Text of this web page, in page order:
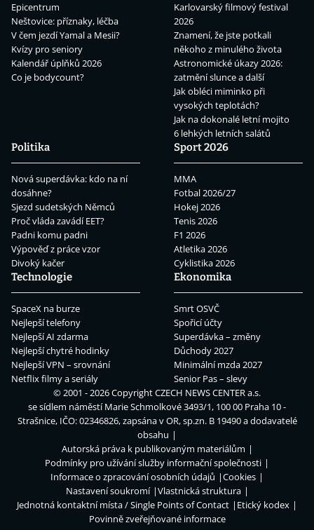
Epicentrum
Neštovice: příznaky, léčba
V čem jezdí Yamal a Mesii?
Kvízy pro seniory
Kalendář úplňků 2026
Co je bodycount?
Karlovarský filmový festival
2026
Znamení, že jste potkali
někoho z minulého života
Astronomické úkazy 2026:
zatmění slunce a další
Jak obléci miminko při
vysokých teplotách?
Jak na dokonalé letní mojito
6 lehkých letních salátů
Politika
Nová superdávka: kdo na ní
dosáhne?
Sjezd sudetských Němců
Proč vláda zavádí EET?
Padni komu padni
Výpověď z práce vzor
Divoký kačer
Sport 2026
MMA
Fotbal 2026/27
Hokej 2026
Tenis 2026
F1 2026
Atletika 2026
Cyklistika 2026
Technologie
SpaceX na burze
Nejlepší telefony
Nejlepší AI zdarma
Nejlepší chytré hodinky
Nejlepší VPN – srovnání
Netflix filmy a seriály
Ekonomika
Smrt OSVČ
Spořicí účty
Superdávka – změny
Důchody 2027
Minimální mzda 2027
Senior Pas – slevy
© 2001 - 2026 CopyrightCZECH NEWS CENTER a.s.
se sídlem náměstí Marie Schmolkové 3493/1, 100 00 Praha 10 -
Strašnice, IČO: 02346826, zapsána v OR, sp.zn. B 19490 a dodavatelé
obsahu
Autorská práva k publikovaným materiálům
Podmínky pro užívání služby informační společnosti
Informace o zpracování osobních údajů
Cookies
Nastavení soukromí
Vlastnická struktura
Jednotná kontaktní místa / Single Points of Contact
Etický kodex
Povinně zveřejňované informace